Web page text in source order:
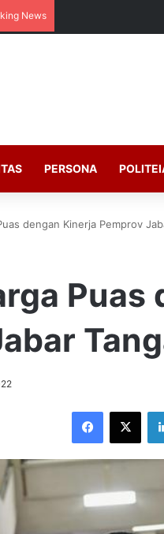
News
PERSONA
dengan Kinerja Pemprov
Puas
Facebook
X